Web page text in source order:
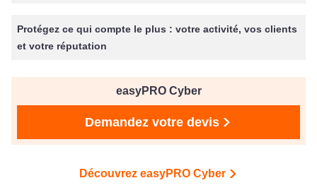
Protégez ce qui compte le plus : votre activité, vos clients
et votre réputation
easyPRO Cyber
Demandez votre devis
Découvrez easyPRO Cyber